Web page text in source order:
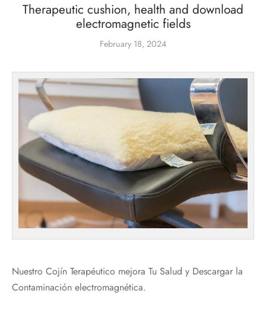
Therapeutic cushion, health and download
electromagnetic fields
February 18, 2024
Nuestro Cojín Terapéutico mejora Tu Salud y Descargar la
Contaminación electromagnética.